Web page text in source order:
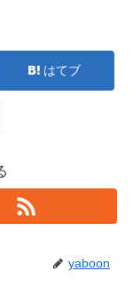
はてブ
yaboon